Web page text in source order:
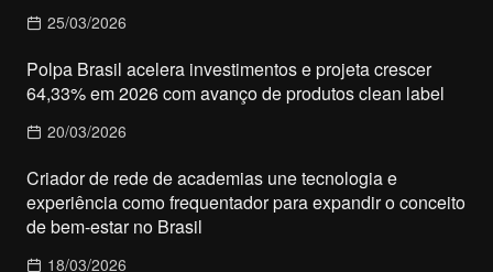
25/03/2026
Polpa Brasil acelera investimentos e projeta crescer
64,33% em 2026 com avanço de produtos clean label
20/03/2026
Criador de rede de academias une tecnologia e
experiência como frequentador para expandir o conceito
de bem-estar no Brasil
18/03/2026